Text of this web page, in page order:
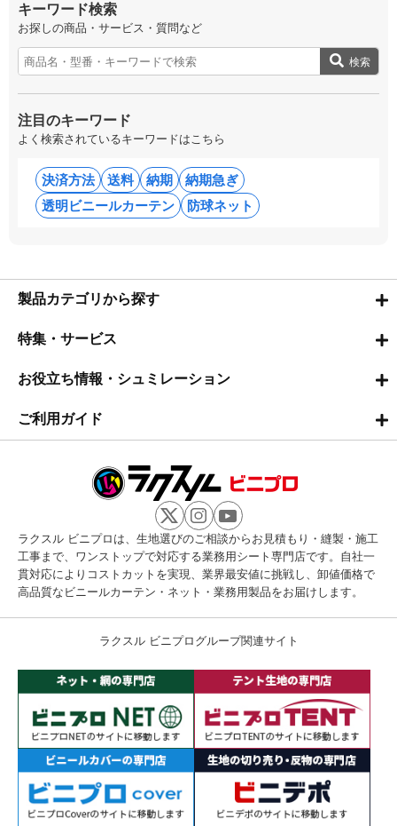
キーワード検索
お探しの商品・サービス・質問など
検索
注目のキーワード
よく検索されているキーワードはこちら
決済方法 送料 納期
納期急ぎ
透明ビニールカーテン
防球ネット
製品カテゴリから探す
特集・サービス
お役立ち情報・シュミレーション
ご利用ガイド
ラクスル ビニプロは、生地選びのご相談からお見積もり・縫製・施工
工事まで、ワンストップで対応する業務用シート専門店です。自社一
貫対応によりコストカットを実現、業界最安値に挑戦し、卸値価格で
高品質なビニールカーテン・ネット・業務用製品をお届けします。
ラクスル ビニプログループ関連サイト